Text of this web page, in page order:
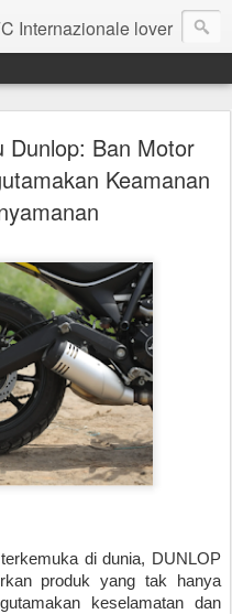
Internazionale lover
Dunlop: Ban Motor
Keamanan
di dunia, DUNLOP
produk yang tak hanya
keselamatan dan